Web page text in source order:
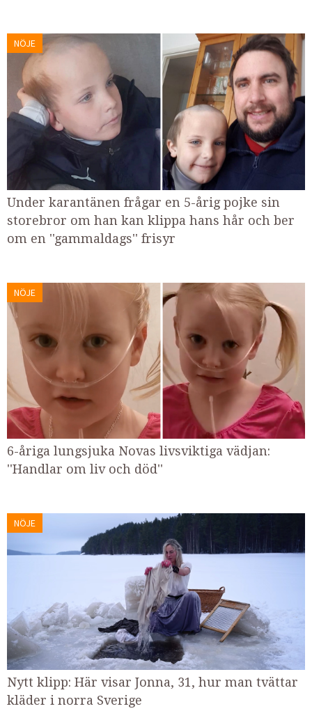
NÖJE
Under karantänen frågar en 5-årig pojke sin
storebror om han kan klippa hans hår och ber
om en ''gammaldags'' frisyr
NÖJE
6-åriga lungsjuka Novas livsviktiga vädjan:
''Handlar om liv och död''
NÖJE
Nytt klipp: Här visar Jonna, 31, hur man tvättar
kläder i norra Sverige